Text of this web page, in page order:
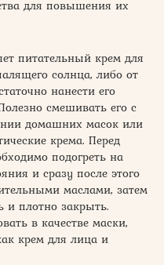
для повышения их
питательный крем для
солнца, либо от
нанести его
смешивать его с
домашних масок или
крема. Перед
подогреть на
и сразу после этого
маслами, затем
и плотно закрыть.
в качестве маски,
крем для лица и